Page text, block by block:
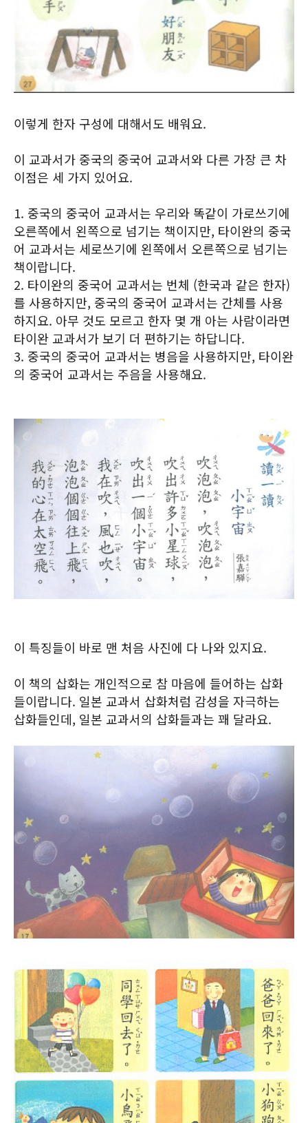
이렇게 한자 구성에 대해서도 배워요.
이 교과서가 중국의 중국어 교과서와 다른 가장 큰 차
이점은 세 가지 있어요.
1. 중국의 중국어 교과서는 우리와 똑같이 가로쓰기에
오른쪽에서 왼쪽으로 넘기는 책이지만, 타이완의 중국
어 교과서는 세로쓰기에 왼쪽에서 오른쪽으로 넘기는
책이랍니다.
2. 타이완의 중국어 교과서는 번체 (한국과 같은 한자)
를 사용하지만, 중국의 중국어 교과서는 간체를 사용
하지요. 아무 것도 모르고 한자 몇 개 아는 사람이라면
타이완 교과서가 보기 더 편하기는 하답니다.
3. 중국의 중국어 교과서는 병음을 사용하지만, 타이완
의 중국어 교과서는 주음을 사용해요.
이 특징들이 바로 맨 처음 사진에 다 나와 있지요.
이 책의 삽화는 개인적으로 참 마음에 들어하는 삽화
들이랍니다. 일본 교과서 삽화처럼 감성을 자극하는
삽화들인데, 일본 교과서의 삽화들과는 꽤 달라요.